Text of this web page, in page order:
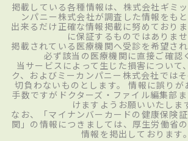
掲載している各種情報は、株式会社ギミ
ンパニー株式会社が調査した情報をもと
出来るだけ正確な情報掲載に努めており
に保証するものではありませ
掲載されている医療機関へ受診を希望さ
必ず該当の医療機関に直接ご確認
当サービスによって生じた損害について
ク、およびミーカンパニー株式会社では
切負わないものとします。 情報に誤りが
手数ですがドクターズ・ファイル編集部
けますようお願いいたしま
なお、「マイナンバーカードの健康保険
関」の情報につきましては、厚生労働省の
情報を掲出しております。